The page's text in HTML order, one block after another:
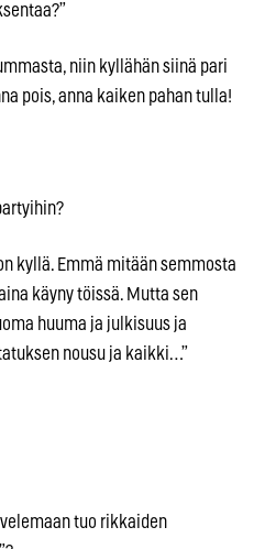
niin kyllähän siinä pari
pois, anna kaiken pahan tulla!
kyllä. Emmä mitään semmosta
käyny töissä. Mutta sen
huuma ja julkisuus ja
nousu ja kaikki…”
tuo rikkaiden